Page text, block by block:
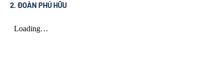
2. ĐOÀN PHÚ HỮU